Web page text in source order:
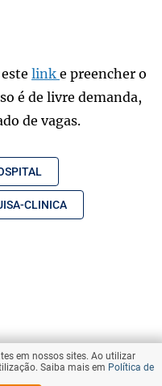
link e preencher o
é de livre demanda,
de vagas.
CLINICA
em nossos sites. Ao utilizar
Saiba mais em Política de